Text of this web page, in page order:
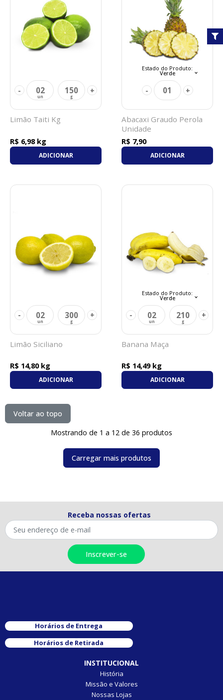
- 02 150 +
Limão Taiti Kg
R$ 6,98 kg
ADICIONAR
Estado do Produto:
Verde
- 01 +
Abacaxi Graudo Perola
Unidade
R$ 7,90
ADICIONAR
- 02 300 +
Limão Siciliano
R$ 14,80 kg
ADICIONAR
Estado do Produto:
Verde
- 02 210 +
Banana Maça
R$ 14,49 kg
ADICIONAR
Voltar ao topo
Mostrando de 1 a 12 de 36 produtos
Carregar mais produtos
Receba nossas ofertas
Horários de Entrega
Horários de Retirada
INSTITUCIONAL
História
Missão e Valores
Nossas Lojas